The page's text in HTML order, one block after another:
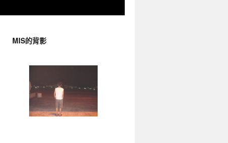
MIS的背影